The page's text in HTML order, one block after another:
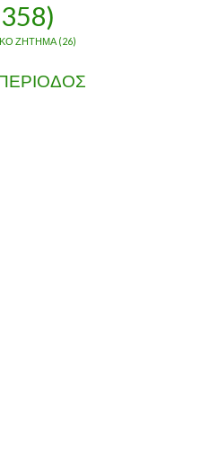
ΖΗΤΗΜΑ (26)